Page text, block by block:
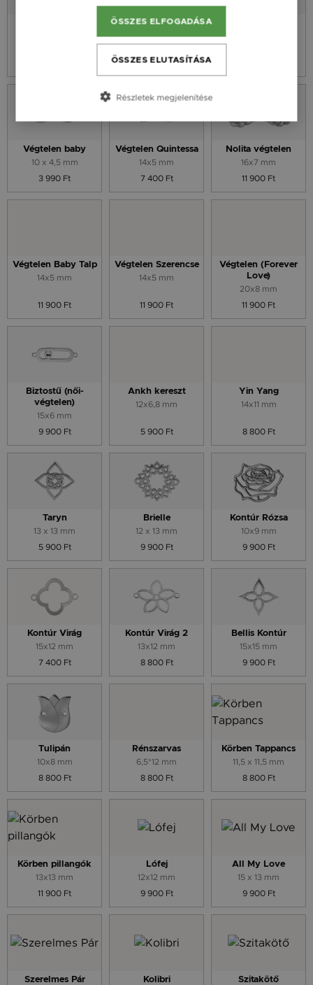
Szív Végtelen
13,9 x 10,2 mm
9 900 Ft
Végtelen baby
10 x 4,5 mm
3 990 Ft
Végtelen Quintessa
14x5 mm
7 400 Ft
Nolita végtelen
16x7 mm
11 900 Ft
Végtelen Baby Talp
14x5 mm
11 900 Ft
Végtelen Szerencse
14x5 mm
11 900 Ft
Végtelen (Forever
Love)
20x8 mm
11 900 Ft
Biztostű (női-
végtelen)
15x6 mm
9 900 Ft
Ankh kereszt
12x6,8 mm
5 900 Ft
Yin Yang
14x11 mm
8 800 Ft
Taryn
13 x 13 mm
5 900 Ft
Brielle
12 x 13 mm
9 900 Ft
Kontúr Rózsa
10x9 mm
9 900 Ft
Kontúr Virág
15x12 mm
7 400 Ft
Kontúr Virág 2
13x12 mm
8 800 Ft
Bellis Kontúr
15x15 mm
9 900 Ft
Tulipán
10x8 mm
8 800 Ft
Rénszarvas
6,5*12 mm
8 800 Ft
Körben Tappancs
11,5 x 11,5 mm
8 800 Ft
Körben pillangók
13x13 mm
11 900 Ft
Lófej
12x12 mm
9 900 Ft
All My Love
15 x 13 mm
9 900 Ft
Szerelmes Pár Kolibri Szitakötő
ÖSSZES ELFOGADÁSA
ÖSSZES ELUTASÍTÁSA
Részletek megjelenítése